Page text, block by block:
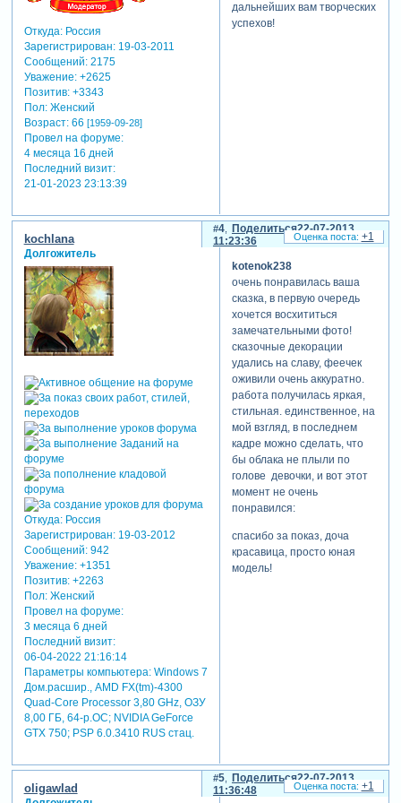
Откуда:Россия
Зарегистрирован: 19-03-2011
Сообщений:2175
Уважение: +2625
Позитив: +3343
Пол:Женский
Возраст:66 [1959-09-28]
Провел на форуме:
4 месяца 16 дней
Последний визит:
21-01-2023 23:13:39
дальнейших вам творческих
успехов!
Поделиться
4
22-07-2013
11:23:36
kochlana
Долгожитель
Откуда:Россия
Зарегистрирован: 19-03-2012
Сообщений:942
Уважение: +1351
Позитив: +2263
Пол:Женский
Провел на форуме:
3 месяца 6 дней
Последний визит:
06-04-2022 21:16:14
Параметры компьютера:Windows 7
Дом.расшир., AMD FX(tm)-4300
Quad-Core Processor 3,80 GHz, ОЗУ
8,00 ГБ, 64-р.ОС; NVIDIA GeForce
GTX 750; PSP 6.0.3410 RUS стац.
kotenok238
очень понравилась ваша
сказка, в первую очередь
хочется восхититься
замечательными фото!
сказочные декорации
удались на славу, феечек
оживили очень аккуратно.
работа получилась яркая,
стильная. единственное, на
мой взгляд, в последнем
кадре можно сделать, что
бы облака не плыли по
голове девочки, и вот этот
момент не очень
понравился:
спасибо за показ, доча
красавица, просто юная
модель!
+1
Поделиться
5
22-07-2013
11:36:48
oligawlad +1